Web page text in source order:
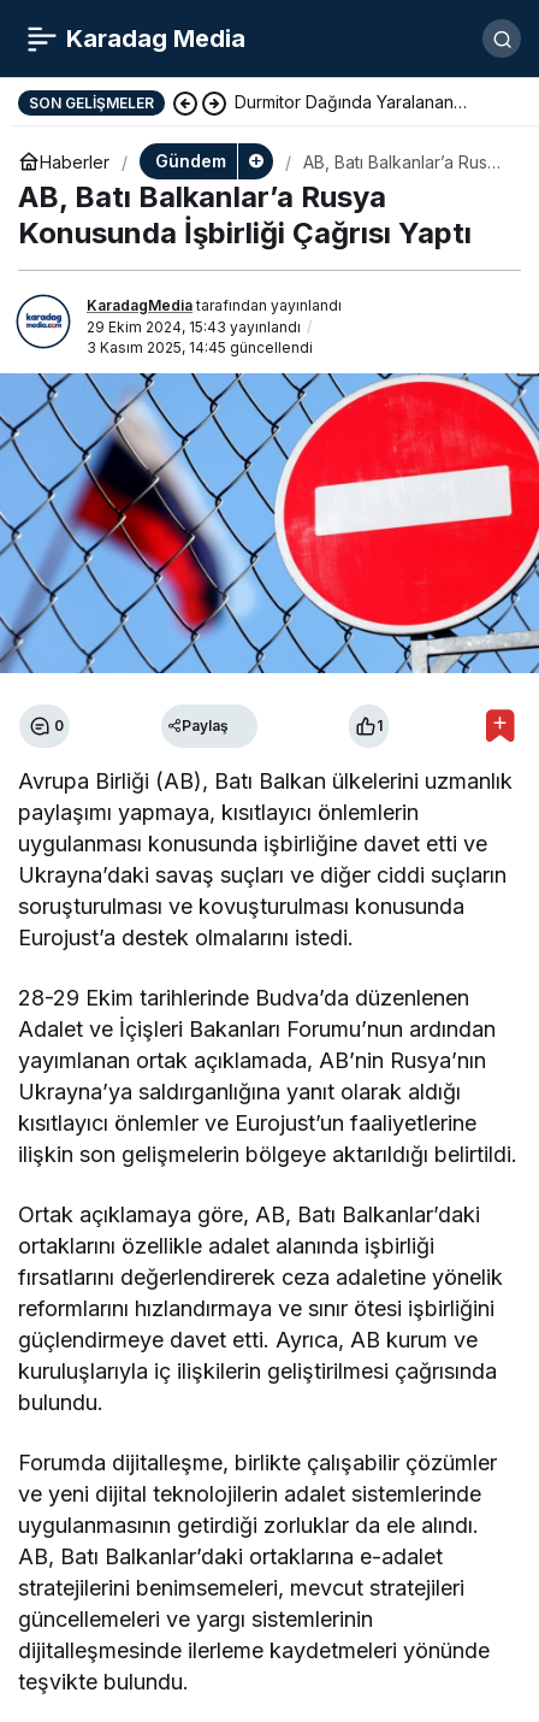
Karadag Media
SON GELIŞMELER Durmitor Dağında Yaralanan
Yunan Turist Başarıyla Kurtarıldı
Haberler Gündem
AB, Batı Balkanlar’a Rusya
Konusunda İşbirliği
Çağrısı Yaptı
AB, Batı Balkanlar’a Rusya
Konusunda İşbirliği Çağrısı Yaptı
KaradagMediatarafından yayınlandı
29 Ekim 2024, 15:43 yayınlandı
3 Kasım 2025, 14:45 güncellendi
0 Paylaş 1
Avrupa Birliği (AB), Batı Balkan ülkelerini uzmanlık
paylaşımı yapmaya, kısıtlayıcı önlemlerin
uygulanması konusunda işbirliğine davet etti ve
Ukrayna’daki savaş suçları ve diğer ciddi suçların
soruşturulması ve kovuşturulması konusunda
Eurojust’a destek olmalarını istedi.
28-29 Ekim tarihlerinde Budva’da düzenlenen
Adalet ve İçişleri Bakanları Forumu’nun ardından
yayımlanan ortak açıklamada, AB’nin Rusya’nın
Ukrayna’ya saldırganlığına yanıt olarak aldığı
kısıtlayıcı önlemler ve Eurojust’un faaliyetlerine
ilişkin son gelişmelerin bölgeye aktarıldığı belirtildi.
Ortak açıklamaya göre, AB, Batı Balkanlar’daki
ortaklarını özellikle adalet alanında işbirliği
fırsatlarını değerlendirerek ceza adaletine yönelik
reformlarını hızlandırmaya ve sınır ötesi işbirliğini
güçlendirmeye davet etti. Ayrıca, AB kurum ve
kuruluşlarıyla iç ilişkilerin geliştirilmesi çağrısında
bulundu.
Forumda dijitalleşme, birlikte çalışabilir çözümler
ve yeni dijital teknolojilerin adalet sistemlerinde
uygulanmasının getirdiği zorluklar da ele alındı.
AB, Batı Balkanlar’daki ortaklarına e-adalet
stratejilerini benimsemeleri, mevcut stratejileri
güncellemeleri ve yargı sistemlerinin
dijitalleşmesinde ilerleme kaydetmeleri yönünde
teşvikte bulundu.